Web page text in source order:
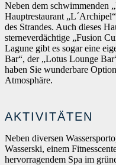
Neben dem schwimmenden
Hauptrestaurant
des Strandes. Auch dieses
sterneverdächtige „Fusion
Lagune gibt es sogar eine
Bar“, der „Lotus Lounge
haben Sie wunderbare
Atmosphäre.
AKTIVITÄTEN
Neben diversen
Wasserski, einem
hervorragendem Spa im